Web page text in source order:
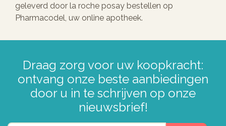
geleverd door la roche posay bestellen op
Pharmacodel, uw online apotheek.
Draag zorg voor uw koopkracht:
ontvang onze beste aanbiedingen
door u in te schrijven op onze
nieuwsbrief!